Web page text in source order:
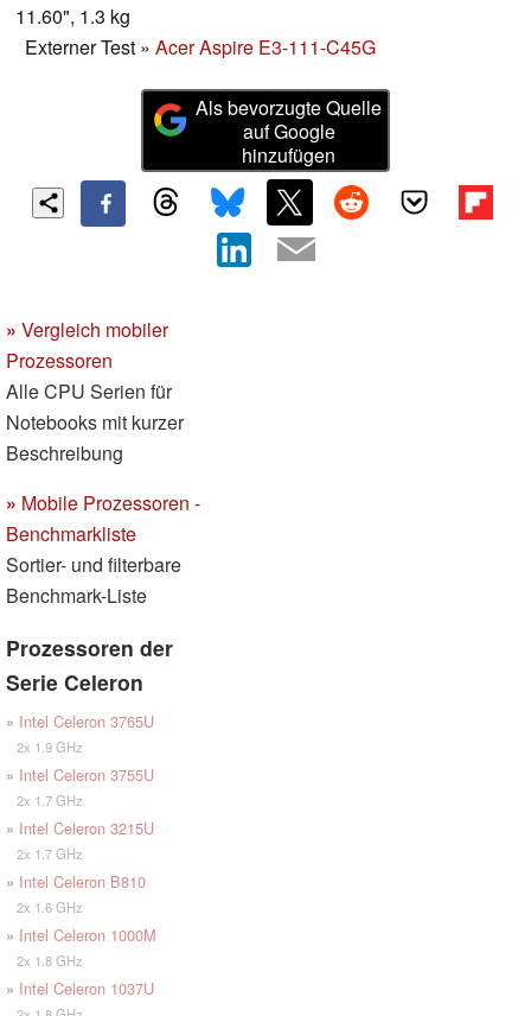
11.60", 1.3 kg
Externer Test » Acer Aspire E3-111-C45G
Als bevorzugte Quelle
auf Google
hinzufügen
» Vergleich mobiler
Prozessoren
Alle CPU Serien für
Notebooks mit kurzer
Beschreibung
» Mobile Prozessoren -
Benchmarkliste
Sortier- und filterbare
Benchmark-Liste
Prozessoren der
Serie Celeron
» Intel Celeron 3765U
2x 1.9 GHz
» Intel Celeron 3755U
2x 1.7 GHz
» Intel Celeron 3215U
2x 1.7 GHz
» Intel Celeron B810
2x 1.6 GHz
» Intel Celeron 1000M
2x 1.8 GHz
» Intel Celeron 1037U